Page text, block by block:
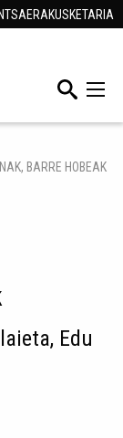
ERAKUSKETARIA
BARRE HOBEAK
Edu